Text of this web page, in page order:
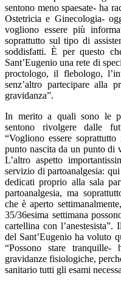
sentono meno spaesate- ha
Ostetricia e Ginecologia-
vogliono essere più
soprattutto sul tipo di
soddisfatti. È per questo
Sant’Eugenio una rete di
proctologo, il flebologo,
senz’altro partecipare alla
gravidanza”.
In merito a quali sono le
sentono rivolgere dalle
“Vogliono essere
punto nascita da un punto di
L’altro aspetto
servizio di partoanalgesia:
dedicati proprio alla sala
partoanalgesia, ma
che è aperto
35/36esima settimana
cartellina con
del Sant’Eugenio ha voluto
“Possono stare
gravidanze fisiologiche,
sanitario tutti gli esami